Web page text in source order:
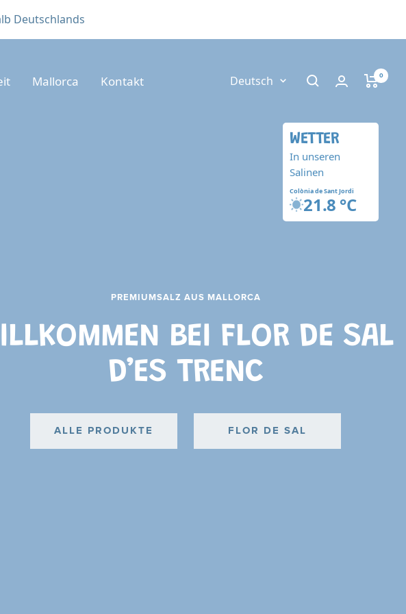
Deutschlands
WETTER
In unseren
Salinen
Colònia de Sant Jordi
21.8 °C
Mallorca Kontakt Sprache
Deutsch 0
PREMIUMSALZ AUS MALLORCA
BEI FLOR DE SAL
D’ES TRENC
ALLE PRODUKTE FLOR DE SAL